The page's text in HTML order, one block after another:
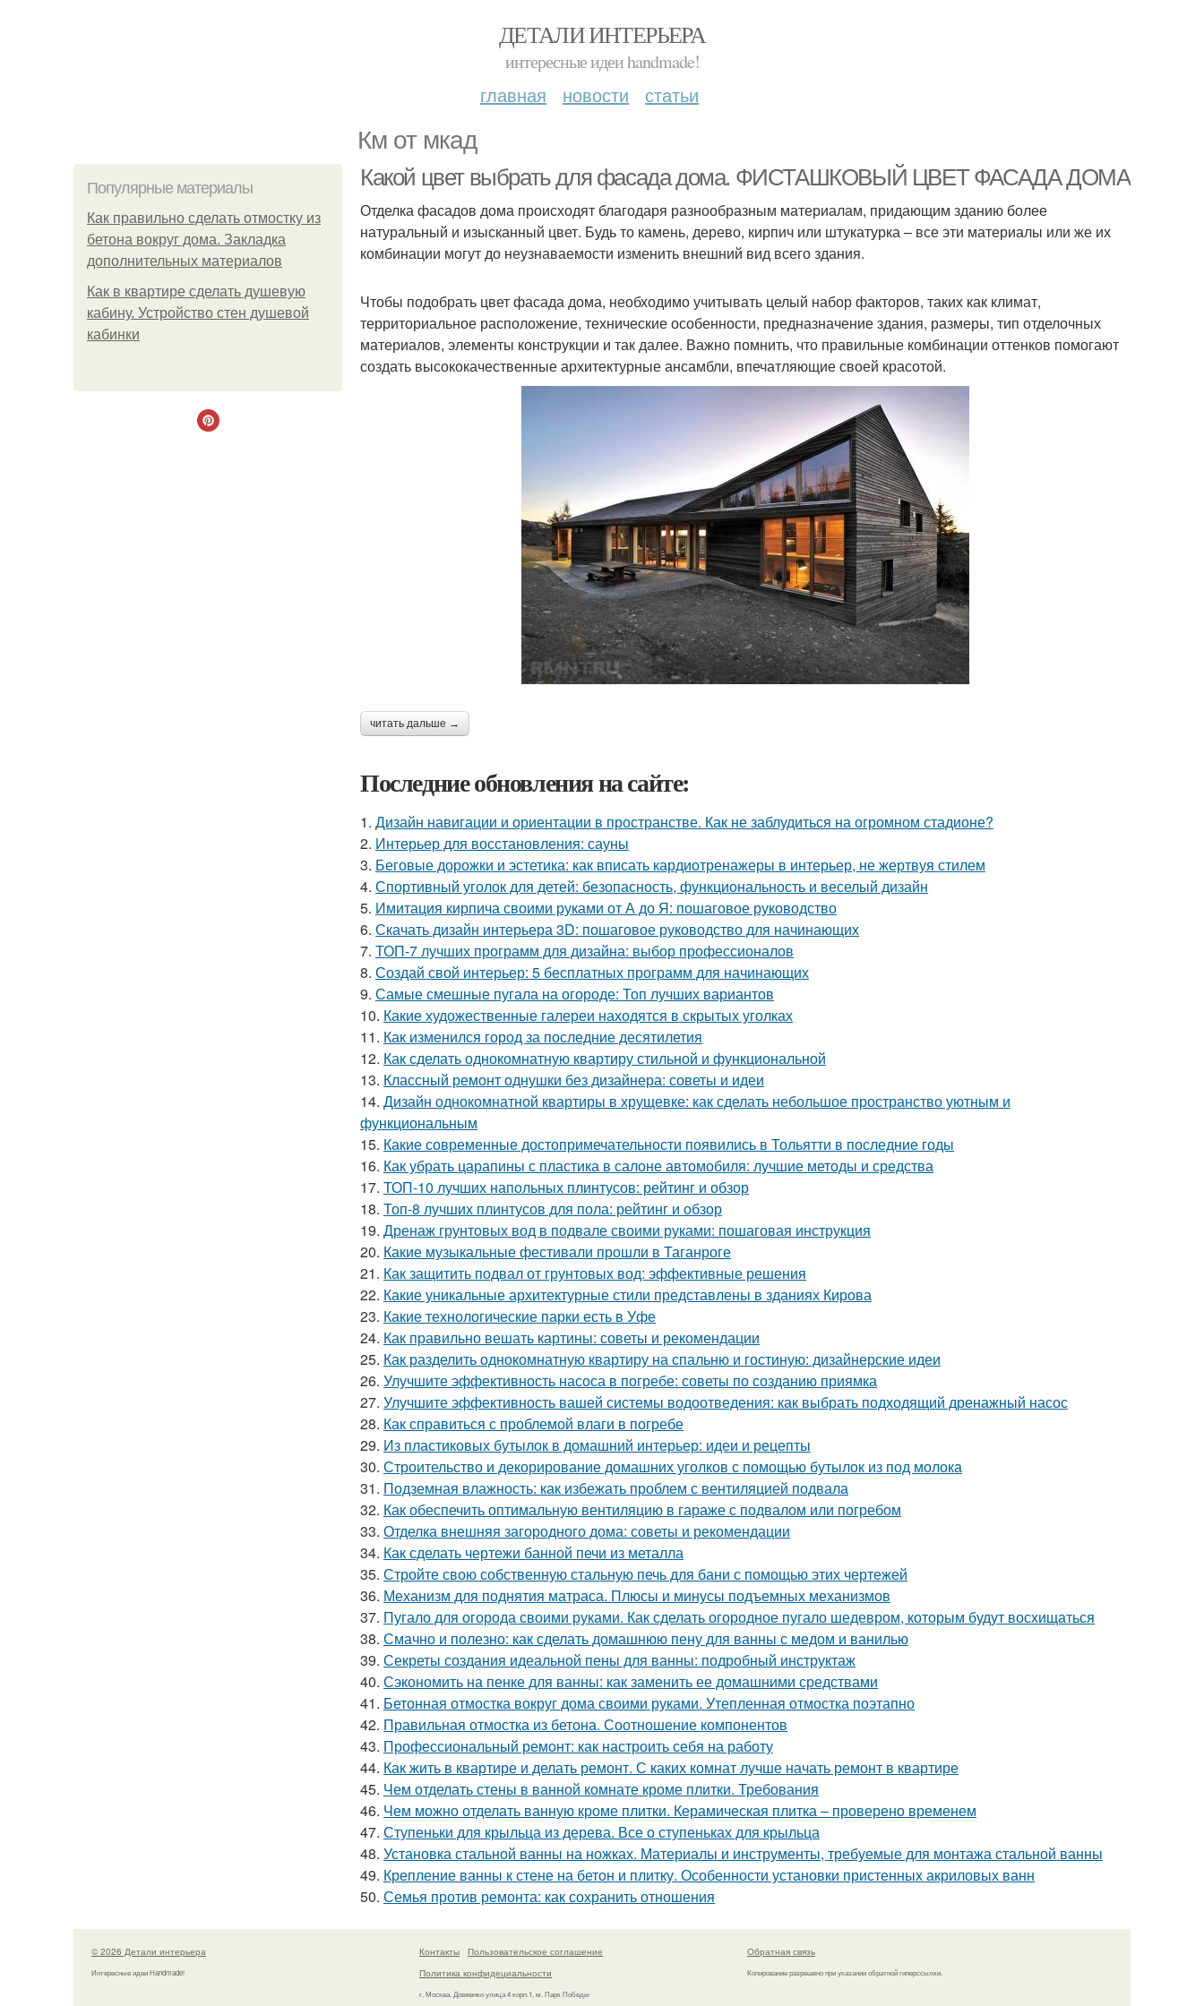
ДЕТАЛИ ИНТЕРЬЕРА
интересные идеи handmade!
главная новости статьи
Км от мкад
Популярные материалы
Как правильно сделать отмостку из
бетона вокруг дома. Закладка
дополнительных материалов
Как в квартире сделать душевую
кабину. Устройство стен душевой
кабинки
Какой цвет выбрать для фасада дома. ФИСТАШКОВЫЙ ЦВЕТ ФАСАДА ДОМА
Отделка фасадов дома происходят благодаря разнообразным материалам, придающим зданию более
натуральный и изысканный цвет. Будь то камень, дерево, кирпич или штукатурка – все эти материалы или же их
комбинации могут до неузнаваемости изменить внешний вид всего здания.
Чтобы подобрать цвет фасада дома, необходимо учитывать целый набор факторов, таких как климат,
территориальное расположение, технические особенности, предназначение здания, размеры, тип отделочных
материалов, элементы конструкции и так далее. Важно помнить, что правильные комбинации оттенков помогают
создать высококачественные архитектурные ансамбли, впечатляющие своей красотой.
читать дальше →
Последние обновления на сайте:
1. Дизайн навигации и ориентации в пространстве. Как не заблудиться на огромном стадионе?
2. Интерьер для восстановления: сауны
3. Беговые дорожки и эстетика: как вписать кардиотренажеры в интерьер, не жертвуя стилем
4. Спортивный уголок для детей: безопасность, функциональность и веселый дизайн
5. Имитация кирпича своими руками от А до Я: пошаговое руководство
6. Скачать дизайн интерьера 3D: пошаговое руководство для начинающих
7. ТОП-7 лучших программ для дизайна: выбор профессионалов
8. Создай свой интерьер: 5 бесплатных программ для начинающих
9. Самые смешные пугала на огороде: Топ лучших вариантов
10. Какие художественные галереи находятся в скрытых уголках
11. Как изменился город за последние десятилетия
12. Как сделать однокомнатную квартиру стильной и функциональной
13. Классный ремонт однушки без дизайнера: советы и идеи
14. Дизайн однокомнатной квартиры в хрущевке: как сделать небольшое пространство уютным и
функциональным
15. Какие современные достопримечательности появились в Тольятти в последние годы
16. Как убрать царапины с пластика в салоне автомобиля: лучшие методы и средства
17. ТОП-10 лучших напольных плинтусов: рейтинг и обзор
18. Топ-8 лучших плинтусов для пола: рейтинг и обзор
19. Дренаж грунтовых вод в подвале своими руками: пошаговая инструкция
20. Какие музыкальные фестивали прошли в Таганроге
21. Как защитить подвал от грунтовых вод: эффективные решения
22. Какие уникальные архитектурные стили представлены в зданиях Кирова
23. Какие технологические парки есть в Уфе
24. Как правильно вешать картины: советы и рекомендации
25. Как разделить однокомнатную квартиру на спальню и гостиную: дизайнерские идеи
26. Улучшите эффективность насоса в погребе: советы по созданию приямка
27. Улучшите эффективность вашей системы водоотведения: как выбрать подходящий дренажный насос
28. Как справиться с проблемой влаги в погребе
29. Из пластиковых бутылок в домашний интерьер: идеи и рецепты
30. Строительство и декорирование домашних уголков с помощью бутылок из под молока
31. Подземная влажность: как избежать проблем с вентиляцией подвала
32. Как обеспечить оптимальную вентиляцию в гараже с подвалом или погребом
33. Отделка внешняя загородного дома: советы и рекомендации
34. Как сделать чертежи банной печи из металла
35. Стройте свою собственную стальную печь для бани с помощью этих чертежей
36. Механизм для поднятия матраса. Плюсы и минусы подъемных механизмов
37. Пугало для огорода своими руками. Как сделать огородное пугало шедевром, которым будут восхищаться
38. Смачно и полезно: как сделать домашнюю пену для ванны с медом и ванилью
39. Секреты создания идеальной пены для ванны: подробный инструктаж
40. Сэкономить на пенке для ванны: как заменить ее домашними средствами
41. Бетонная отмостка вокруг дома своими руками. Утепленная отмостка поэтапно
42. Правильная отмостка из бетона. Соотношение компонентов
43. Профессиональный ремонт: как настроить себя на работу
44. Как жить в квартире и делать ремонт. С каких комнат лучше начать ремонт в квартире
45. Чем отделать стены в ванной комнате кроме плитки. Требования
46. Чем можно отделать ванную кроме плитки. Керамическая плитка – проверено временем
47. Ступеньки для крыльца из дерева. Все о ступеньках для крыльца
48. Установка стальной ванны на ножках. Материалы и инструменты, требуемые для монтажа стальной ванны
49. Крепление ванны к стене на бетон и плитку. Особенности установки пристенных акриловых ванн
50. Семья против ремонта: как сохранить отношения
© 2026 Детали интерьера
Интересные идеи Handmade!
Контакты
Пользовательское соглашение
Политика конфидециальности
г. Москва, Довженко улица 4 корп.1, м. Парк Победы
Обратная связь
Копирование разрешено при указании обратной гиперссылки.